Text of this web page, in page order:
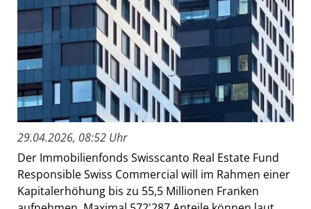
29.04.2026, 08:52 Uhr
Der Immobilienfonds Swisscanto Real Estate Fund
Responsible Swiss Commercial will im Rahmen einer
Kapitalerhöhung bis zu 55,5 Millionen Franken